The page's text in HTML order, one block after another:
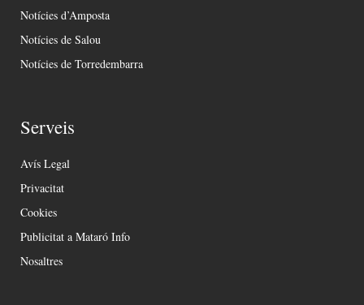
Notícies d’Amposta
Notícies de Salou
Notícies de Torredembarra
Serveis
Avís Legal
Privacitat
Cookies
Publicitat a Mataró Info
Nosaltres